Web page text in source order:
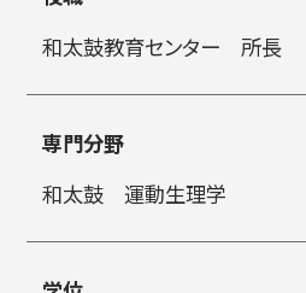
日本
简体字 繁体字
和太鼓教育センター 所長
専門分野
和太鼓 運動生理学